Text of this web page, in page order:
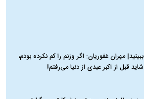
ببینید| مهران غفوریان: اگر وزنم را کم نکرده بودم،
شاید قبل از اکبر عبدی از دنیا می‌رفتم!